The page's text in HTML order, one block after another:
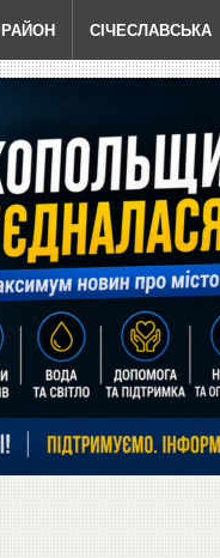
РАЙОН СІЧЕСЛАВСЬКА